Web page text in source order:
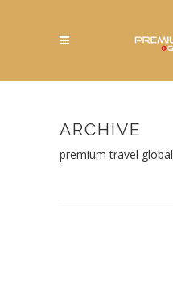
ARCHIVE
premium travel global